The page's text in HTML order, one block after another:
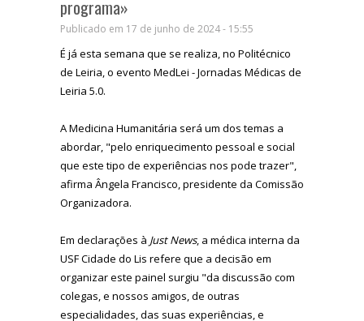
programa»
Publicado em 17 de junho de 2024 - 15:55
É já esta semana que se realiza, no Politécnico
de Leiria, o evento MedLei - Jornadas Médicas de
Leiria 5.0.
A Medicina Humanitária será um dos temas a
abordar, "pelo enriquecimento pessoal e social
que este tipo de experiências nos pode trazer",
afirma Ângela Francisco, presidente da Comissão
Organizadora.
Em declarações à Just News, a médica interna da
USF Cidade do Lis refere que a decisão em
organizar este painel surgiu "da discussão com
colegas, e nossos amigos, de outras
especialidades, das suas experiências, e